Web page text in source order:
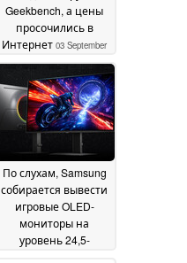
Geekbench, а цены
просочились в
Интернет 03 September
2025
По слухам, Samsung
собирается вывести
игровые OLED-
мониторы на
уровень 24,5-